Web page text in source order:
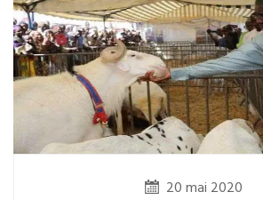
20 mai 2020